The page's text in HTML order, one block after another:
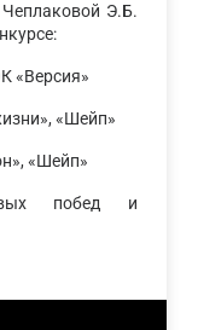
Э.Б.
«Версия»
«Шейп»
«Шейп»
побед и